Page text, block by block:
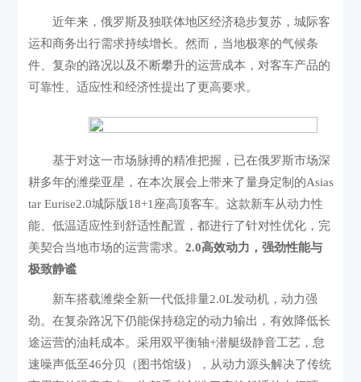
近年来，俄罗斯及独联体地区经济稳步复苏，城际客
运和商务出行需求持续增长。然而，当地极寒的气候条
件、复杂的路况以及不断攀升的运营成本，对客车产品的
可靠性、适应性和经济性提出了更高要求。
基于对这一市场脉搏的精准把握，已在俄罗斯市场深
耕多年的潍柴亚星，在本次展会上带来了量身定制的Asias
tar Eurise2.0城际版18+1座高顶客车。这款新车从动力性
能、低温适应性到舒适性配置，都进行了针对性优化，完
美契合当地市场的运营需求。 2.0高效动力，强劲性能与
极致静谧
新车搭载潍柴全新一代低排量2.0L发动机，动力强
劲。在复杂路况下仍能保持稳定的动力输出，有效降低长
途运营的油耗成本。采用双平衡轴+潜艇级静音工艺，怠
速噪声低至46分贝（图书馆级），从动力源头解决了传统